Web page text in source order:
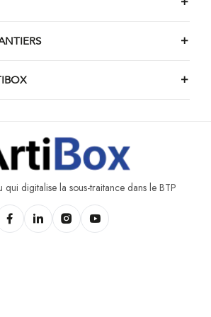
de bâtiment de Couvin
qui digitalise la sous-traitance dans le BTP